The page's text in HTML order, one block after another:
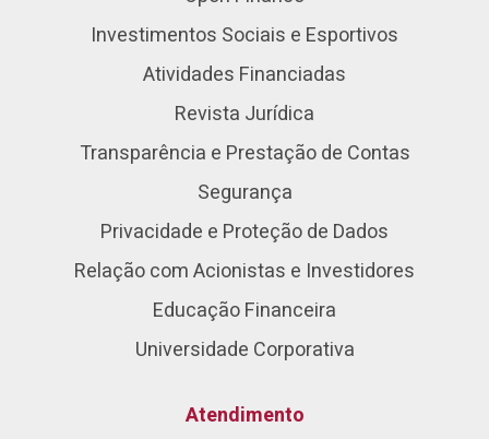
Investimentos Sociais e Esportivos
Atividades Financiadas
Revista Jurídica
Transparência e Prestação de Contas
Segurança
Privacidade e Proteção de Dados
Relação com Acionistas e Investidores
Educação Financeira
Universidade Corporativa
Atendimento